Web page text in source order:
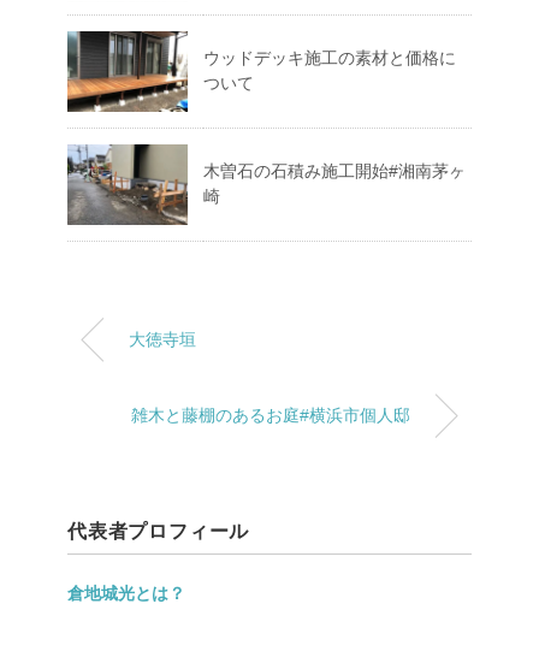
ウッドデッキ施工の素材と価格に
ついて
木曽石の石積み施工開始#湘南茅ヶ
崎
大徳寺垣
雑木と藤棚のあるお庭#横浜市個人邸
代表者プロフィール
倉地城光とは？